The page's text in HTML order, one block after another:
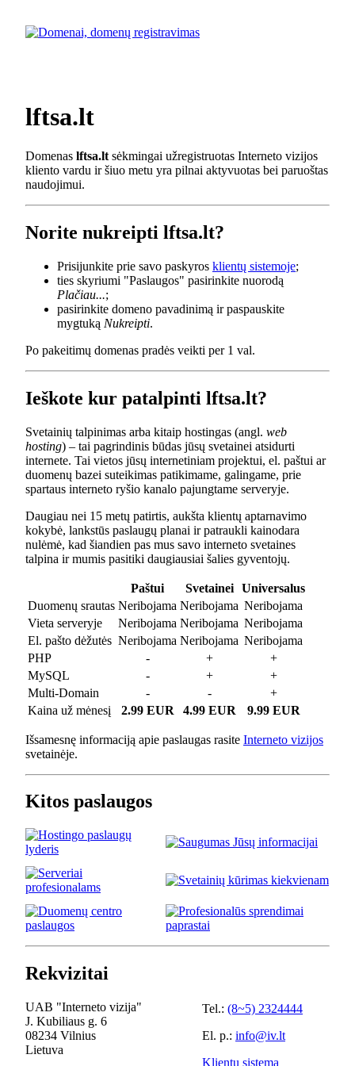
lftsa.lt
Domenas lftsa.lt sėkmingai užregistruotas Interneto vizijos
kliento vardu ir šiuo metu yra pilnai aktyvuotas bei paruoštas
naudojimui.
Norite nukreipti lftsa.lt?
Prisijunkite prie savo paskyros klientų sistemoje;
ties skyriumi "Paslaugos" pasirinkite nuorodą
Plačiau...;
pasirinkite domeno pavadinimą ir paspauskite
mygtuką Nukreipti.
Po pakeitimų domenas pradės veikti per 1 val.
Ieškote kur patalpinti lftsa.lt?
Svetainių talpinimas arba kitaip hostingas (angl. web
hosting) – tai pagrindinis būdas jūsų svetainei atsidurti
internete. Tai vietos jūsų internetiniam projektui, el. paštui ar
duomenų bazei suteikimas patikimame, galingame, prie
spartaus interneto ryšio kanalo pajungtame serveryje.
Daugiau nei 15 metų patirtis, aukšta klientų aptarnavimo
kokybė, lankstūs paslaugų planai ir patraukli kainodara
nulėmė, kad šiandien pas mus savo interneto svetaines
talpina ir mumis pasitiki daugiausiai šalies gyventojų.
Paštui Svetainei
Universalus
Duomenų srautas Neribojama Neribojama Neribojama
Vieta serveryje
Neribojama Neribojama Neribojama
El. pašto dėžutės Neribojama Neribojama Neribojama
PHP
- +
+
MySQL
- +
+
Multi-Domain
- -
+
Kaina už mėnesį
2.99 EUR 4.99 EUR 9.99 EUR
Išsamesnę informaciją apie paslaugas rasite Interneto vizijos
svetainėje.
Kitos paslaugos
Rekvizitai
UAB "Interneto vizija"
J. Kubiliaus g. 6
08234 Vilnius
Lietuva
Tel.: (8~5) 2324444
El. p.: info@iv.lt
Klientų sistema